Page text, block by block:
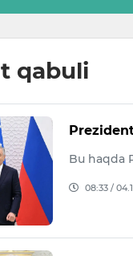
qabuli
Bu haqda
08:33 /